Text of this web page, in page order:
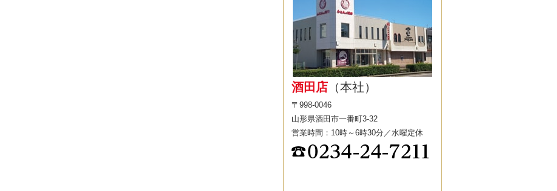
酒田店 （本社）
〒998-0046
山形県酒田市一番町3-32
営業時間：10時～6時30分／水曜定休